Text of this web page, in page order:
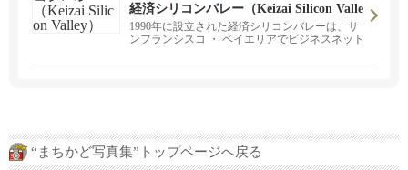
経済シリコンバレー（Keizai Silicon Valle
y）
1990年に設立された経済シリコンバレーは、サ
ンフランシスコ ・ ベイエリアでビジネスネット
“まちかど写真集”トップページへ戻る